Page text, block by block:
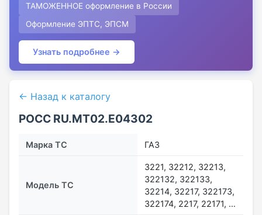
ТАМОЖЕННОЕ оформление в России
Оформление ЭПТС, ЭПСМ
Узнать подробнее →
← Назад к каталогу
РОСС RU.МТ02.E04302
Марка ТС ГАЗ
Модель ТС
3221, 32212, 32213,
322132, 322133,
32214, 32217, 322173,
322174, 2217, 22171, …